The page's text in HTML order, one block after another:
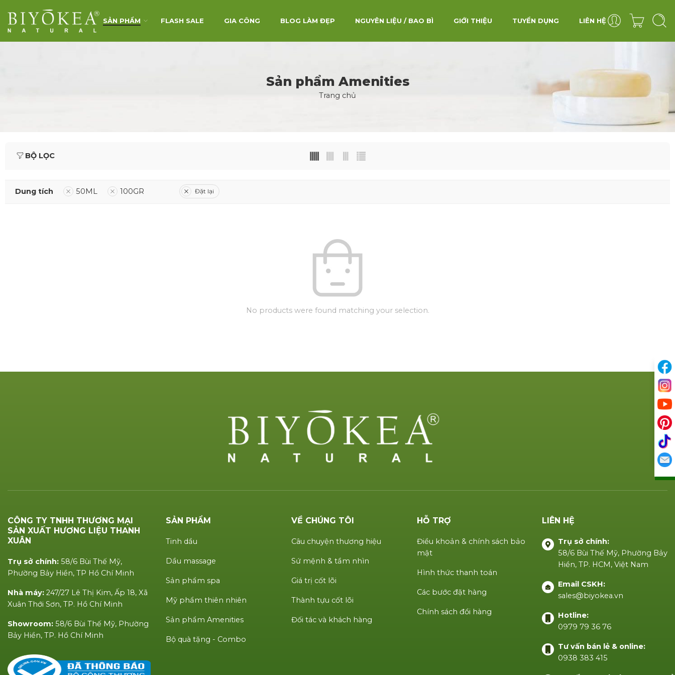
SẢN PHẨM FLASH SALE GIA CÔNG BLOG LÀM ĐẸP NGUYÊN LIỆU / BAO BÌ GIỚI THIỆU TUYỂN DỤNG LIÊN HỆ
Sản phẩm Amenities
Trang chủ
BỘ LỌC
Dung tích 50ML 100GR Đặt lại
No products were found matching your selection.
CÔNG TY TNHH THƯƠNG MẠI
SẢN XUẤT HƯƠNG LIỆU THANH
XUÂN
Trụ sở chính: 58/6 Bùi Thế Mỹ,
Phường Bảy Hiền, TP Hồ Chí Minh
Nhà máy: 247/27 Lê Thị Kim, Ấp 18, Xã
Xuân Thới Sơn, TP. Hồ Chí Minh
Showroom: 58/6 Bùi Thế Mỹ, Phường
Bảy Hiền, TP. Hồ Chí Minh
SẢN PHẨM
Tinh dầu
Dầu massage
Sản phẩm spa
Mỹ phẩm thiên nhiên
Sản phẩm Amenities
Bộ quà tặng - Combo
VỀ CHÚNG TÔI
Câu chuyện thương hiệu
Sứ mệnh & tầm nhìn
Giá trị cốt lõi
Thành tựu cốt lõi
Đối tác và khách hàng
HỖ TRỢ
Điều khoản & chính sách bảo
mật
Hình thức thanh toán
Các bước đặt hàng
Chính sách đổi hàng
LIÊN HỆ
Trụ sở chính:
58/6 Bùi Thế Mỹ, Phường Bảy
Hiền, TP. HCM, Việt Nam
Email CSKH:
sales@biyokea.vn
Hotline:
0979 79 36 76
Tư vấn bán lẻ & online:
0938 383 415